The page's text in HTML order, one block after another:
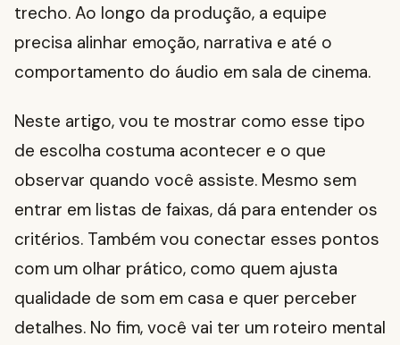
trecho. Ao longo da produção, a equipe
precisa alinhar emoção, narrativa e até o
comportamento do áudio em sala de cinema.
Neste artigo, vou te mostrar como esse tipo
de escolha costuma acontecer e o que
observar quando você assiste. Mesmo sem
entrar em listas de faixas, dá para entender os
critérios. Também vou conectar esses pontos
com um olhar prático, como quem ajusta
qualidade de som em casa e quer perceber
detalhes. No fim, você vai ter um roteiro mental